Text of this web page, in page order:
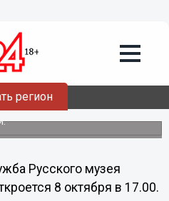
регион
"всё золото
Бирмы» открывается в
Русского музея
8 октября в 17.00.